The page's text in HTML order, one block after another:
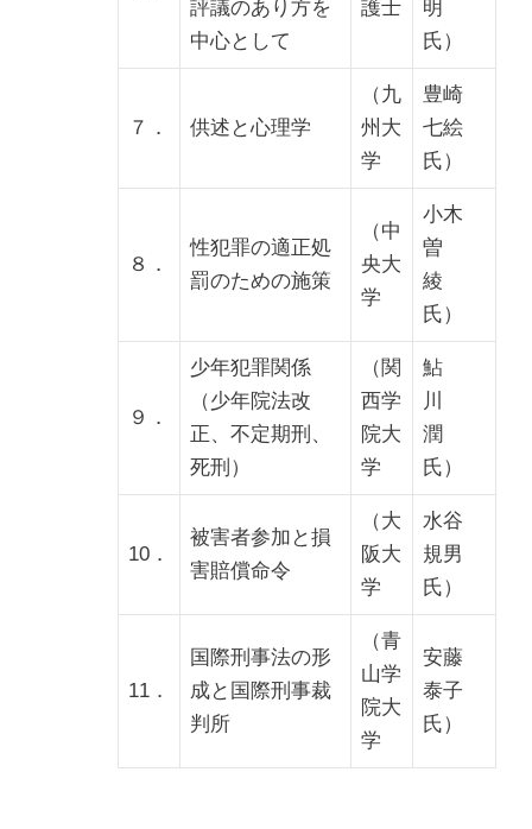
評議のあり方を
中心として
護士
明
氏）
７． 供述と心理学
（九
州大
学
豊崎
七絵
氏）
８．
性犯罪の適正処
罰のための施策
（中
央大
学
小木
曽
綾
氏）
９．
少年犯罪関係
（少年院法改
正、不定期刑、
死刑）
（関
西学
院大
学
鮎
川
潤
氏）
10．
被害者参加と損
害賠償命令
（大
阪大
学
水谷
規男
氏）
11．
国際刑事法の形
成と国際刑事裁
判所
（青
山学
院大
学
安藤
泰子
氏）